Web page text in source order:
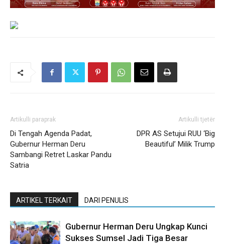
Artikulli paraprak
Di Tengah Agenda Padat,
Gubernur Herman Deru
Sambangi Retret Laskar Pandu
Satria
Artikulli tjetër
DPR AS Setujui RUU ‘Big
Beautiful’ Milik Trump
ARTIKEL TERKAIT DARI PENULIS
Gubernur Herman Deru Ungkap Kunci
Sukses Sumsel Jadi Tiga Besar